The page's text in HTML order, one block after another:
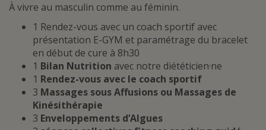
À vivre au masculin comme au féminin.
1 Rendez-vous avec un coach sportif avec
présentation E-GYM et paramétrage du bracelet
en début de cure à 8h30
1 Bilan Nutrition avec notre diététicien·ne
1 Rendez-vous avec le coach sportif
3 Massages sous Affusions ou Massages de
Kinésithérapie
3 Enveloppements d’Algues